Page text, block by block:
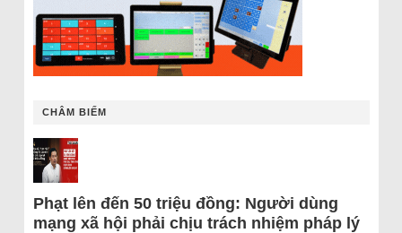
CHÂM BIẾM
Phạt lên đến 50 triệu đồng: Người dùng
mạng xã hội phải chịu trách nhiệm pháp lý